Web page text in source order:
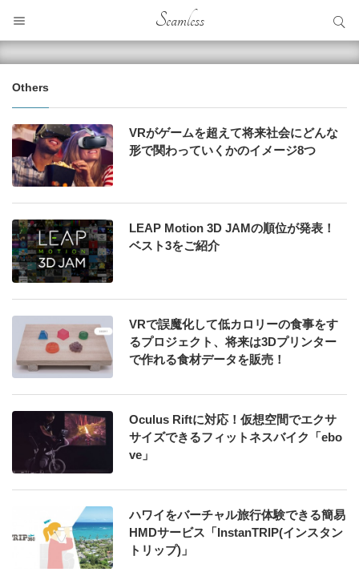
Seamless
Others
VRがゲームを超えて将来社会にどんな
形で関わっていくかのイメージ8つ
LEAP Motion 3D JAMの順位が発表！
ベスト3をご紹介
VRで誤魔化して低カロリーの食事をす
るプロジェクト、将来は3Dプリンター
で作れる食材データを販売！
Oculus Riftに対応！仮想空間でエクサ
サイズできるフィットネスバイク「ebo
ve」
ハワイをバーチャル旅行体験できる簡易
HMDサービス「InstanTRIP(インスタン
トリップ)」
サイト内検索